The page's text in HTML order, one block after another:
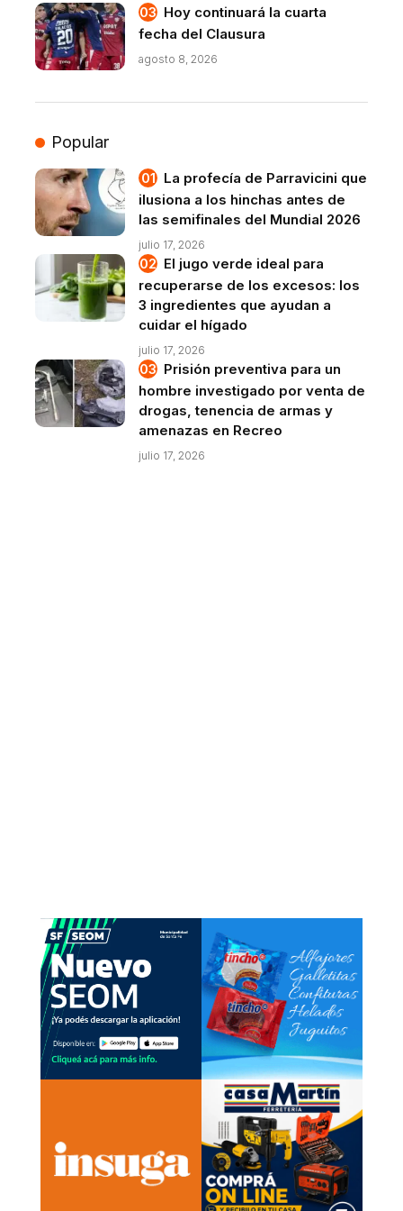
Hoy continuará la cuarta
fecha del Clausura
agosto 8, 2026
Popular
La profecía de Parravicini que
ilusiona a los hinchas antes de
las semifinales del Mundial 2026
julio 17, 2026
El jugo verde ideal para
recuperarse de los excesos: los
3 ingredientes que ayudan a
cuidar el hígado
julio 17, 2026
Prisión preventiva para un
hombre investigado por venta de
drogas, tenencia de armas y
amenazas en Recreo
julio 17, 2026